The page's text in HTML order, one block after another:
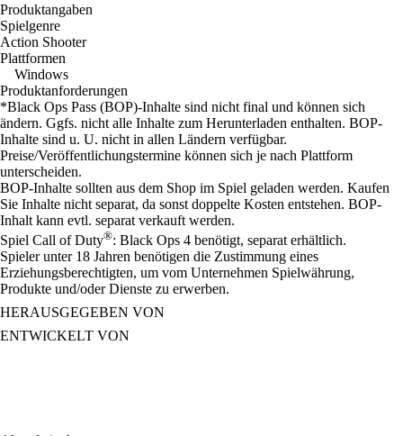
Produktangaben
Spielgenre
Action Shooter
Plattformen
Windows
Produktanforderungen
*Black Ops Pass (BOP)-Inhalte sind nicht final und können sich
ändern. Ggfs. nicht alle Inhalte zum Herunterladen enthalten. BOP-
Inhalte sind u. U. nicht in allen Ländern verfügbar.
Preise/Veröffentlichungstermine können sich je nach Plattform
unterscheiden.
BOP-Inhalte sollten aus dem Shop im Spiel geladen werden. Kaufen
Sie Inhalte nicht separat, da sonst doppelte Kosten entstehen. BOP-
Inhalt kann evtl. separat verkauft werden.
Spiel Call of Duty®: Black Ops 4 benötigt, separat erhältlich.
Spieler unter 18 Jahren benötigen die Zustimmung eines
Erziehungsberechtigten, um vom Unternehmen Spielwährung,
Produkte und/oder Dienste zu erwerben.
HERAUSGEGEBEN VON
ENTWICKELT VON